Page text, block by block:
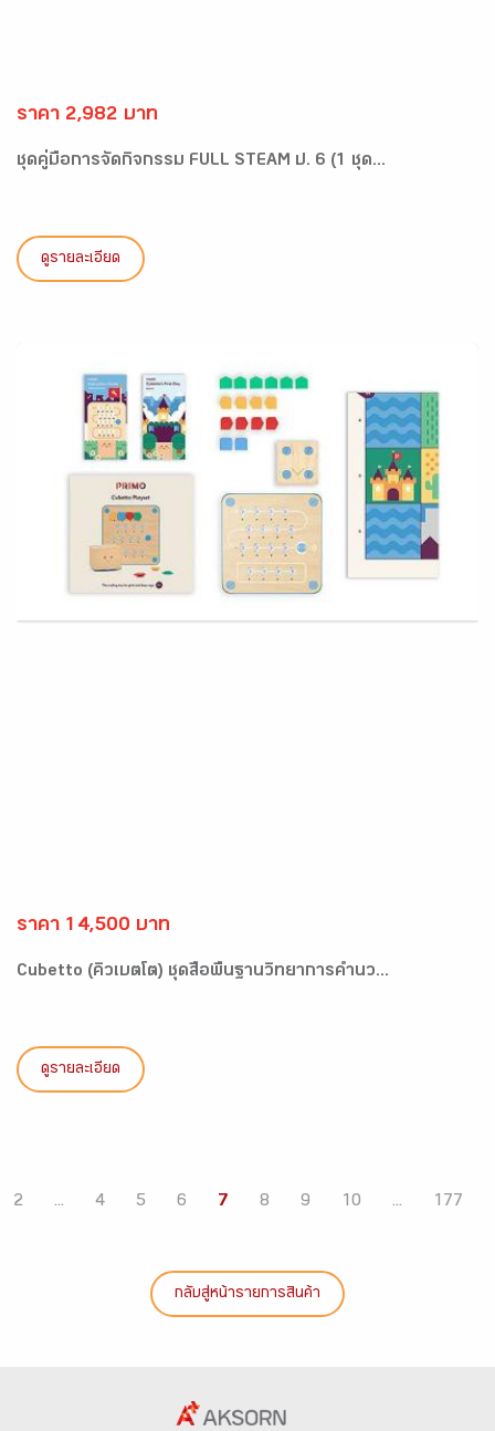
ราคา 2,982 บาท
ชุดคู่มือการจัดกิจกรรม FULL STEAM ป. 6 (1 ชุด...
ดูรายละเอียด
ราคา 14,500 บาท
Cubetto (คิวเบตโต) ชุดสื่อพื้นฐานวิทยาการคำนว...
ดูรายละเอียด
2 ... 4 5 6 7 8 9 10 ... 177
กลับสู่หน้ารายการสินค้า